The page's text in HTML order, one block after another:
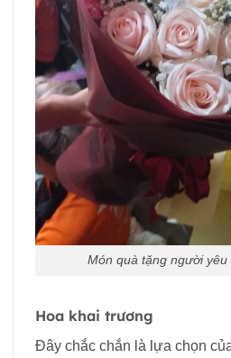
Món quà tặng người
Hoa khai trương
Đây chắc chắn là lựa chọn